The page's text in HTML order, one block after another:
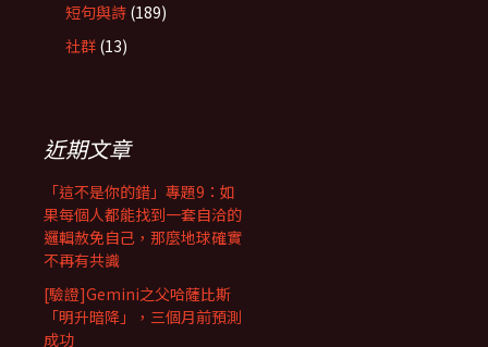
短句與詩 (189)
社群 (13)
近期文章
「這不是你的錯」專題9：如
果每個人都能找到一套自洽的
邏輯赦免自己，那麼地球確實
不再有共識
[驗證]Gemini之父哈薩比斯
「明升暗降」，三個月前預測
成功